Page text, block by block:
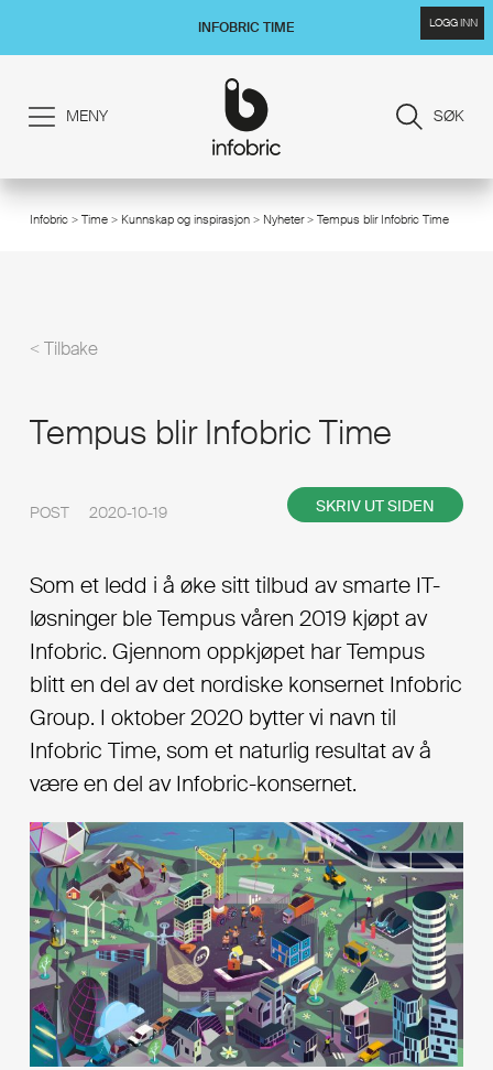
INFOBRIC TIME LOGG INN
MENY SØK
Infobric> Time> Kunnskap og inspirasjon> Nyheter> Tempus blir Infobric Time/
< Tilbake
Tempus blir Infobric Time
POST 2020-10-19 SKRIV UT SIDEN
Som et ledd i å øke sitt tilbud av smarte IT-
løsninger ble Tempus våren 2019 kjøpt av
Infobric. Gjennom oppkjøpet har Tempus
blitt en del av det nordiske konsernet Infobric
Group. I oktober 2020 bytter vi navn til
Infobric Time, som et naturlig resultat av å
være en del av Infobric-konsernet.